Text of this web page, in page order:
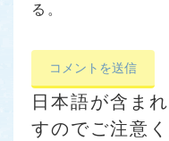
る。
日本語が含ま
すのでご注意